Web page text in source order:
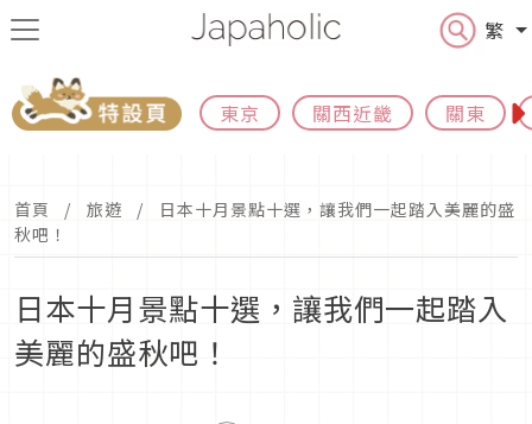
繁
東京 關西近畿 關東
首頁 旅遊
日本十月景點十選，讓我們一起踏入美麗的盛
秋吧！
日本十月景點十選，讓我們一起踏入
美麗的盛秋吧！